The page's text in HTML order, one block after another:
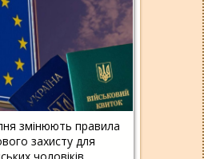
змінюють правила
захисту для